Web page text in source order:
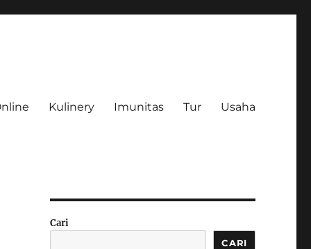
Kulinery Imunitas Tur Usaha
Cari
CARI